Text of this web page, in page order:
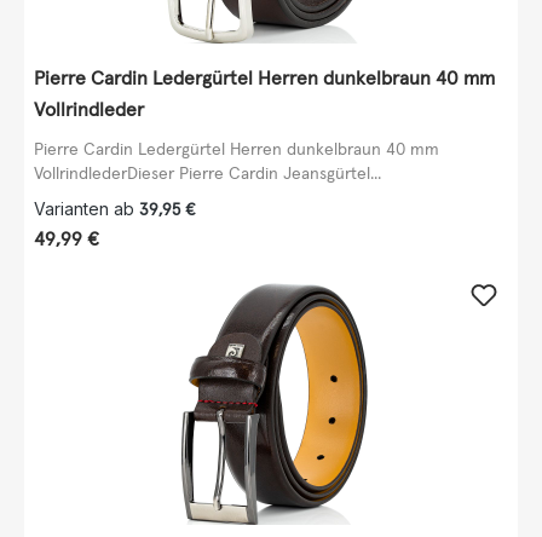
Pierre Cardin Ledergürtel Herren dunkelbraun 40 mm
Vollrindleder
Pierre Cardin Ledergürtel Herren dunkelbraun 40 mm
VollrindlederDieser Pierre Cardin Jeansgürtel...
Varianten ab 39,95 €
Regulärer Preis:
49,99 €